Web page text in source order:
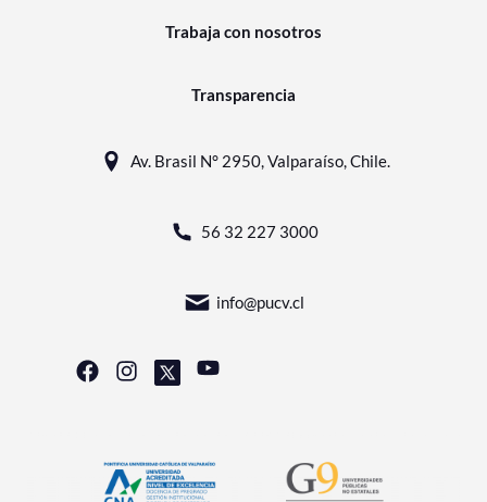
Trabaja con nosotros
Transparencia
Av. Brasil N° 2950, Valparaíso, Chile.
56 32 227 3000
info@pucv.cl